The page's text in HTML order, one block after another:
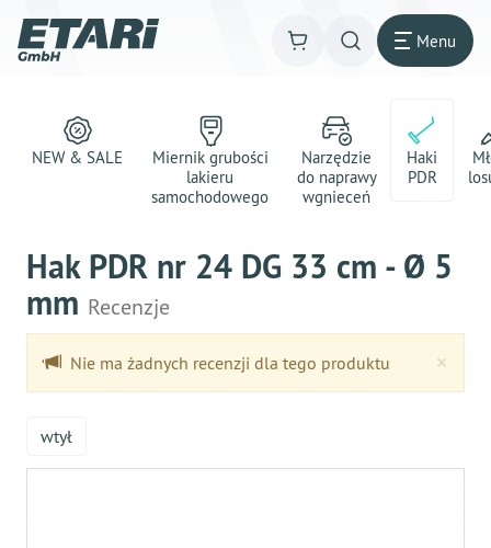
Menu
NEW & SALE
Miernik grubości
lakieru
samochodowego
Narzędzie
do naprawy
wgnieceń
Haki
PDR
Hak PDR nr 24 DG 33 cm - Ø 5
mm Recenzje
×
Nie ma żadnych recenzji dla tego produktu
wtył